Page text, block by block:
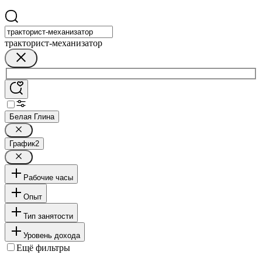
тракторист-механизатор
Белая Глина
График2
Рабочие часы
Опыт
Тип занятости
Уровень дохода
Ещё фильтры